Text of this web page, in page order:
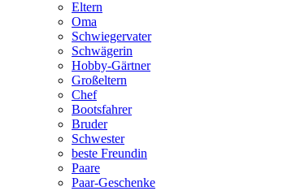
Eltern
Oma
Schwiegervater
Schwägerin
Hobby-Gärtner
Großeltern
Chef
Bootsfahrer
Bruder
Schwester
beste Freundin
Paare
Paar-Geschenke